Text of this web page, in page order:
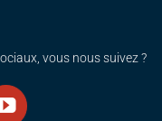
vous nous suivez ?